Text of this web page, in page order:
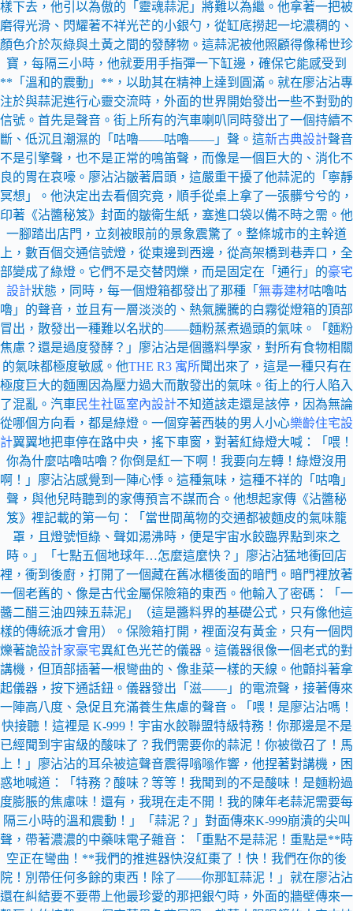
樣下去，他引以為傲的「靈魂蒜泥」將難以為繼。他拿著一把被
磨得光滑、閃耀著不祥光芒的小銀勺，從缸底撈起一坨濃稠的、
顏色介於灰綠與土黃之間的發酵物。這蒜泥被他照顧得像稀世珍
寶，每隔三小時，他就要用手指彈一下缸邊，確保它能感受到
**「溫和的震動」**，以助其在精神上達到圓滿。就在廖沾沾專
注於與蒜泥進行心靈交流時，外面的世界開始發出一些不對勁的
信號。首先是聲音。街上所有的汽車喇叭同時發出了一個持續不
斷、低沉且潮濕的「咕嚕——咕嚕——」聲。這新古典設計聲音
不是引擎聲，也不是正常的鳴笛聲，而像是一個巨大的、消化不
良的胃在哀嚎。廖沾沾皺著眉頭，這嚴重干擾了他蒜泥的「寧靜
冥想」。他決定出去看個究竟，順手從桌上拿了一張髒兮兮的，
印著《沾醬秘笈》封面的皺衛生紙，塞進口袋以備不時之需。他
一腳踏出店門，立刻被眼前的景象震驚了。整條城市的主幹道
上，數百個交通信號燈，從東邊到西邊，從高架橋到巷弄口，全
部變成了綠燈。它們不是交替閃爍，而是固定在「通行」的豪宅
設計狀態，同時，每一個燈箱都發出了那種「 無毒建材咕嚕咕
嚕」的聲音，並且有一層淡淡的、熱氣騰騰的白霧從燈箱的頂部
冒出，散發出一種難以名狀的——麵粉蒸煮過頭的氣味。「麵粉
焦慮？還是過度發酵？」廖沾沾是個醬料學家，對所有食物相關
的氣味都極度敏感。他THE R3 寓所聞出來了，這是一種只有在
極度巨大的麵團因為壓力過大而散發出的氣味。街上的行人陷入
了混亂。汽車民生社區室內設計不知道該走還是該停，因為無論
從哪個方向看，都是綠燈。一個穿著西裝的男人小心樂齡住宅設
計翼翼地把車停在路中央，搖下車窗，對著紅綠燈大喊：「喂！
你為什麼咕嚕咕嚕？你倒是紅一下啊！我要向左轉！綠燈沒用
啊！」廖沾沾感覺到一陣心悸。這種氣味，這種不祥的「咕嚕」
聲，與他兒時聽到的家傳預言不謀而合。他想起家傳《沾醬秘
笈》裡記載的第一句：「當世間萬物的交通都被麵皮的氣味籠
罩，且燈號恒綠、聲如湯沸時，便是宇宙水餃臨界點到來之
時。」「七點五個地球年…怎麼這麼快？」廖沾沾猛地衝回店
裡，衝到後廚，打開了一個藏在舊冰櫃後面的暗門。暗門裡放著
一個老舊的、像是古代金屬保險箱的東西。他輸入了密碼：「一
醬二醋三油四辣五蒜泥」（這是醬料界的基礎公式，只有像他這
樣的傳統派才會用）。保險箱打開，裡面沒有黃金，只有一個閃
爍著詭設計家豪宅異紅色光芒的儀器。這儀器很像一個老式的對
講機，但頂部插著一根彎曲的、像韭菜一樣的天線。他顫抖著拿
起儀器，按下通話鈕。儀器發出「滋——」的電流聲，接著傳來
一陣高八度、急促且充滿養生焦慮的聲音。「喂！是廖沾沾嗎！
快接聽！這裡是 K-999！宇宙水餃聯盟特級特務！你那邊是不是
已經聞到宇宙級的酸味了？我們需要你的蒜泥！你被徵召了！馬
上！」廖沾沾的耳朵被這聲音震得嗡嗡作響，他捏著對講機，困
惑地喊道：「特務？酸味？等等！我聞到的不是酸味！是麵粉過
度膨脹的焦慮味！還有，我現在走不開！我的陳年老蒜泥需要每
隔三小時的溫和震動！」「蒜泥？」對面傳來K-999崩潰的尖叫
聲，帶著濃濃的中藥味電子雜音：「重點不是蒜泥！重點是**時
空正在彎曲！**我們的推進器快沒紅棗了！快！我們在你的後
院！別帶任何多餘的東西！除了——你那缸蒜泥！」就在廖沾沾
還在糾結要不要帶上他最珍愛的那把銀勺時，外面的牆壁傳來一